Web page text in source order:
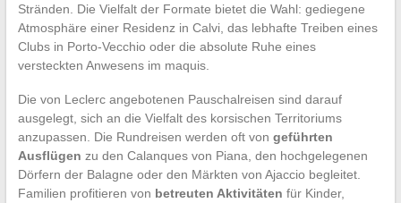
Stränden. Die Vielfalt der Formate bietet die Wahl: gediegene
Atmosphäre einer Residenz in Calvi, das lebhafte Treiben eines
Clubs in Porto-Vecchio oder die absolute Ruhe eines
versteckten Anwesens im maquis.
Die von Leclerc angebotenen Pauschalreisen sind darauf
ausgelegt, sich an die Vielfalt des korsischen Territoriums
anzupassen. Die Rundreisen werden oft von geführten
Ausflügen zu den Calanques von Piana, den hochgelegenen
Dörfern der Balagne oder den Märkten von Ajaccio begleitet.
Familien profitieren von betreuten Aktivitäten für Kinder,